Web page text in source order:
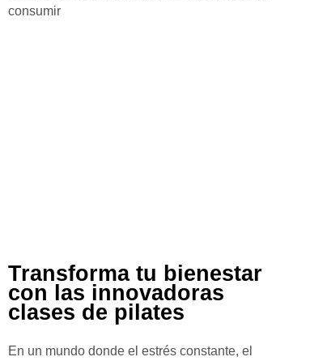
consumir
Transforma tu bienestar
con las innovadoras
clases de pilates
En un mundo donde el estrés constante, el